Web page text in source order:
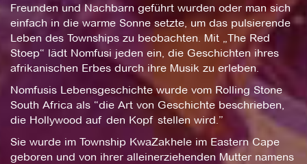
Freunden und Nachbarn geführt wurden oder man sich
einfach in die warme Sonne setzte, um das pulsierende
Leben des Townships zu beobachten. Mit „The Red
Stoep“ lädt Nomfusi jeden ein, die Geschichten ihres
afrikanischen Erbes durch ihre Musik zu erleben.
Nomfusis Lebensgeschichte wurde vom Rolling Stone
South Africa als “die Art von Geschichte beschrieben,
die Hollywood auf den Kopf stellen wird.”
Sie wurde im Township KwaZakhele im Eastern Cape
geboren und von ihrer alleinerziehenden Mutter namens